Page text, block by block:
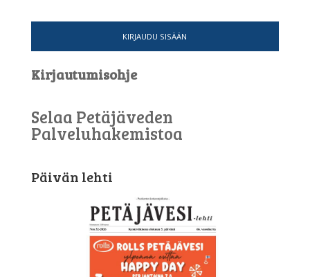
KIRJAUDU SISÄÄN
Kirjautumisohje
Selaa Petäjäveden
Palveluhakemistoa
Päivän lehti